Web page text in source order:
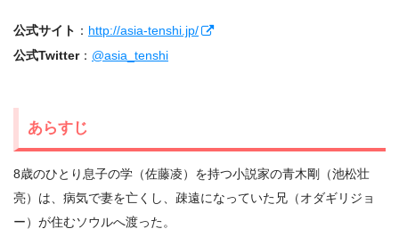
公式サイト ： http://asia-tenshi.jp/
公式Twitter： @asia_tenshi
あらすじ
8歳のひとり息子の学（佐藤凌）を持つ小説家の青木剛（池松壮
亮）は、病気で妻を亡くし、疎遠になっていた兄（オダギリジョ
ー）が住むソウルへ渡った。